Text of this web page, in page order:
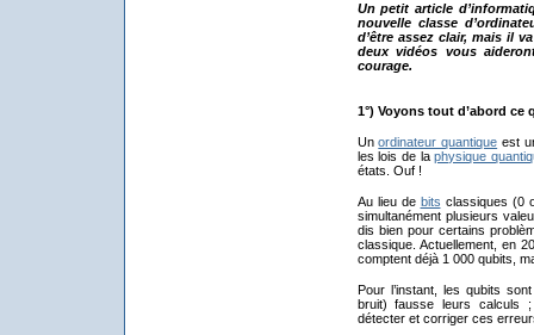
Un petit article
nouvelle classe
d’être assez clair, mais il
deux vidéos vous
courage.
1°) Voyons tout d’abord
Unordinateur quantique est
les lois de laphysique
états. Ouf !
Au lieu de bits classiques (0
simultanément plusieurs
dis bien pour certains
classique. Actuellement, en
comptent déjà 1 000 qubits,
Pour l’instant, les qubits
bruit) fausse leurs calculs
détecter et corriger ces